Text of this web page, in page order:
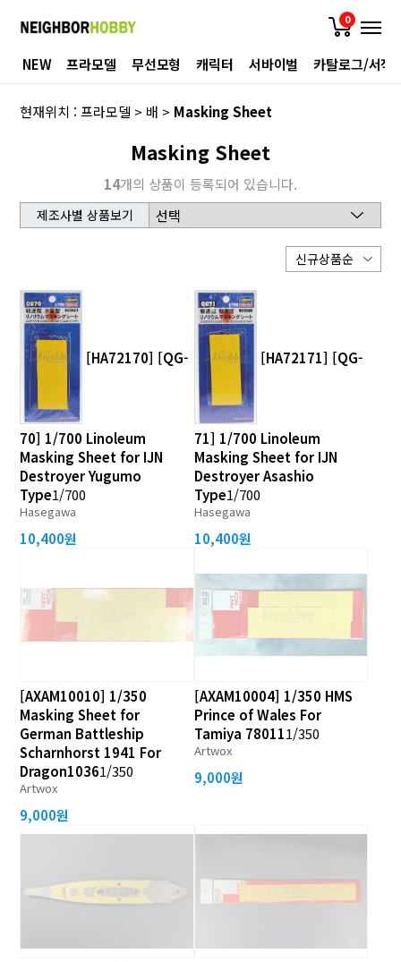
0
NEW 프라모델 무선모형 캐릭터 서바이벌 카탈로그/서적
현재위치 :프라모델 > 배 > Masking Sheet
Masking Sheet
14개의 상품이 등록되어 있습니다.
제조사별 상품보기
[HA72170] [QG-
70] 1/700 Linoleum
Masking Sheet for IJN
Destroyer Yugumo
Type1/700
Hasegawa
10,400원
[HA72171] [QG-
71] 1/700 Linoleum
Masking Sheet for IJN
Destroyer Asashio
Type1/700
Hasegawa
10,400원
[AXAM10010] 1/350
Masking Sheet for
German Battleship
Scharnhorst 1941 For
Dragon10361/350
Artwox
9,000원
[AXAM10004] 1/350 HMS
Prince of Wales For
Tamiya 780111/350
Artwox
9,000원